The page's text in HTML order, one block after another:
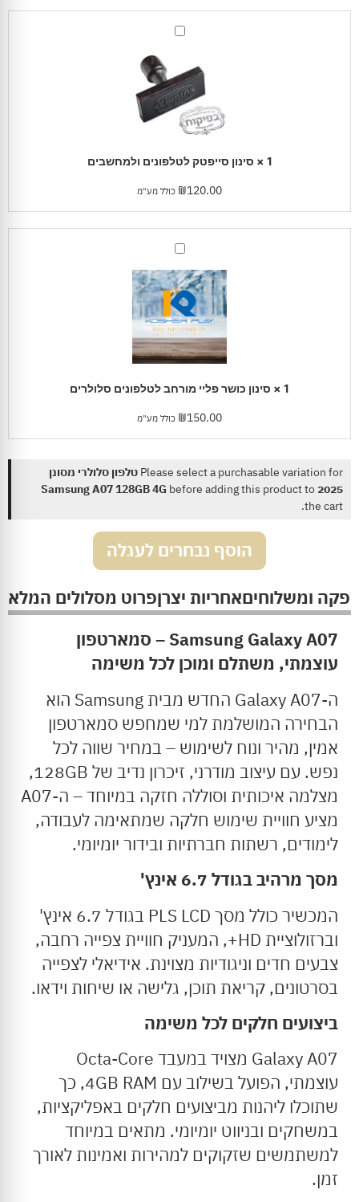
סינון
סייפטק
ולמחשבים
1
× סינון סייפטק לטלפונים ולמחשבים
₪120.00 כולל מע"מ
סינון
כושר
פליי
מורחב
לטלפונים
סלולרים
1
× סינון כושר פליי מורחב לטלפונים סלולרים
₪150.00 כולל מע"מ
Please select a purchasable variation for טלפון סלולרי מסונן
2025 Samsung A07 128GB 4G
before adding this product to
the cart.
הוסף נבחרים לעגלה
ומשלוחיםאחריות יצרןפרוט מסלולים המלא
Samsung Galaxy A07 – סמארטפון
עוצמתי, משתלם ומוכן לכל משימה
ה-Galaxy A07 החדש מבית Samsung הוא
הבחירה המושלמת למי שמחפש סמארטפון
אמין, מהיר ונוח לשימוש – במחיר שווה לכל
נפש. עם עיצוב מודרני, זיכרון נדיב של 128GB,
מצלמה איכותית וסוללה חזקה במיוחד – ה-A07
מציע חוויית שימוש חלקה שמתאימה לעבודה,
לימודים, רשתות חברתיות ובידור יומיומי.
מסך מרהיב בגודל 6.7 אינץ'
המכשיר כולל מסך PLS LCD בגודל 6.7 אינץ'
וברזולוציית HD+, המעניק חוויית צפייה רחבה,
צבעים חדים וניגודיות מצוינת. אידיאלי לצפייה
בסרטונים, קריאת תוכן, גלישה או שיחות וידאו.
ביצועים חלקים לכל משימה
Galaxy A07 מצויד במעבד Octa-Core
עוצמתי, הפועל בשילוב עם 4GB RAM, כך
שתוכלו ליהנות מביצועים חלקים באפליקציות,
במשחקים ובניווט יומיומי. מתאים במיוחד
למשתמשים שזקוקים למהירות ואמינות לאורך
זמן.